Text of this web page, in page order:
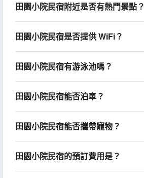
田園小院民宿附近是否有熱門景點？
田園小院民宿是否提供 WiFi？
田園小院民宿有游泳池嗎？
田園小院民宿能否泊車？
田園小院民宿能否攜帶寵物？
田園小院民宿的預訂費用是？